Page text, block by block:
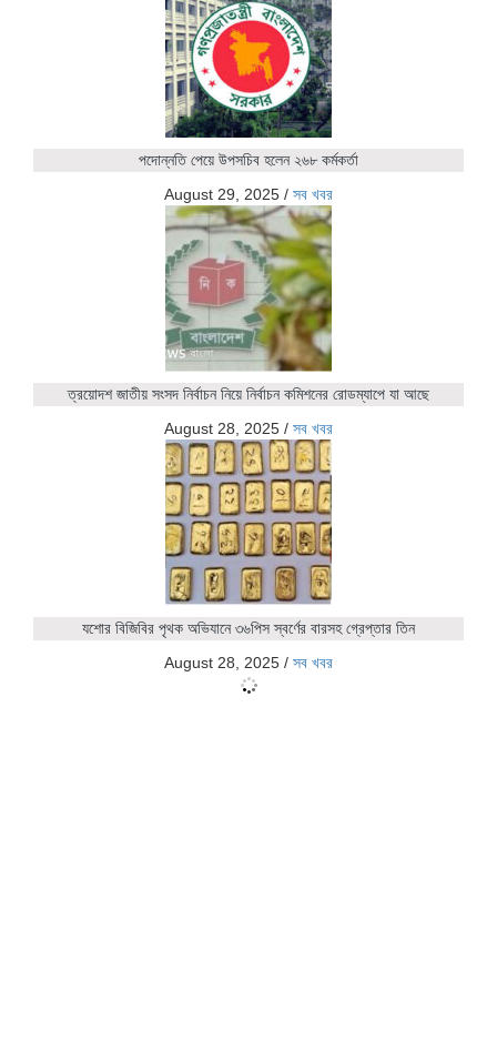
পদোন্নতি পেয়ে উপসচিব হলেন ২৬৮ কর্মকর্তা
August 29, 2025 / সব খবর
ত্রয়োদশ জাতীয় সংসদ নির্বাচন নিয়ে নির্বাচন কমিশনের রোডম্যাপে যা আছে
August 28, 2025 / সব খবর
যশোর বিজিবির পৃথক অভিযানে ৩৬পিস স্বর্ণের বারসহ গ্রেপ্তার তিন
August 28, 2025 / সব খবর